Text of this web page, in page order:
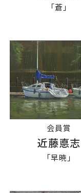
「蒼」
会員賞
近藤悳志
「早暁」